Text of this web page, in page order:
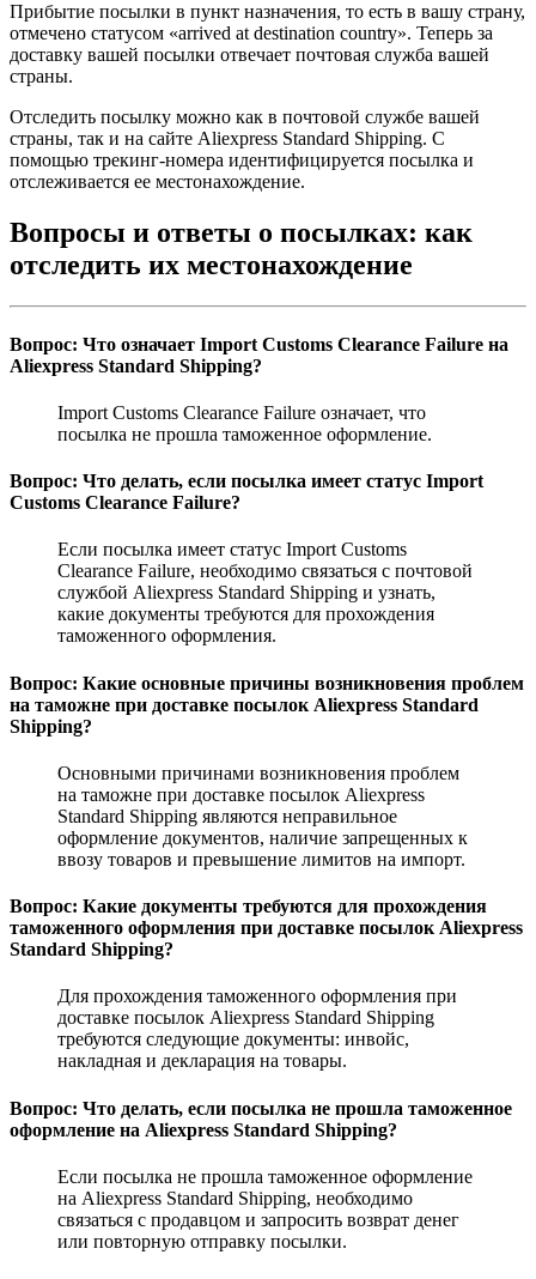
Прибытие посылки в пункт назначения, то есть в вашу страну,
отмечено статусом «arrived at destination country». Теперь за
доставку вашей посылки отвечает почтовая служба вашей
страны.
Отследить посылку можно как в почтовой службе вашей
страны, так и на сайте Aliexpress Standard Shipping. С
помощью трекинг-номера идентифицируется посылка и
отслеживается ее местонахождение.
Вопросы и ответы о посылках: как
отследить их местонахождение
Вопрос: Что означает Import Customs Clearance Failure на
Aliexpress Standard Shipping?
Import Customs Clearance Failure означает, что
посылка не прошла таможенное оформление.
Вопрос: Что делать, если посылка имеет статус Import
Customs Clearance Failure?
Если посылка имеет статус Import Customs
Clearance Failure, необходимо связаться с почтовой
службой Aliexpress Standard Shipping и узнать,
какие документы требуются для прохождения
таможенного оформления.
Вопрос: Какие основные причины возникновения проблем
на таможне при доставке посылок Aliexpress Standard
Shipping?
Основными причинами возникновения проблем
на таможне при доставке посылок Aliexpress
Standard Shipping являются неправильное
оформление документов, наличие запрещенных к
ввозу товаров и превышение лимитов на импорт.
Вопрос: Какие документы требуются для прохождения
таможенного оформления при доставке посылок Aliexpress
Standard Shipping?
Для прохождения таможенного оформления при
доставке посылок Aliexpress Standard Shipping
требуются следующие документы: инвойс,
накладная и декларация на товары.
Вопрос: Что делать, если посылка не прошла таможенное
оформление на Aliexpress Standard Shipping?
Если посылка не прошла таможенное оформление
на Aliexpress Standard Shipping, необходимо
связаться с продавцом и запросить возврат денег
или повторную отправку посылки.